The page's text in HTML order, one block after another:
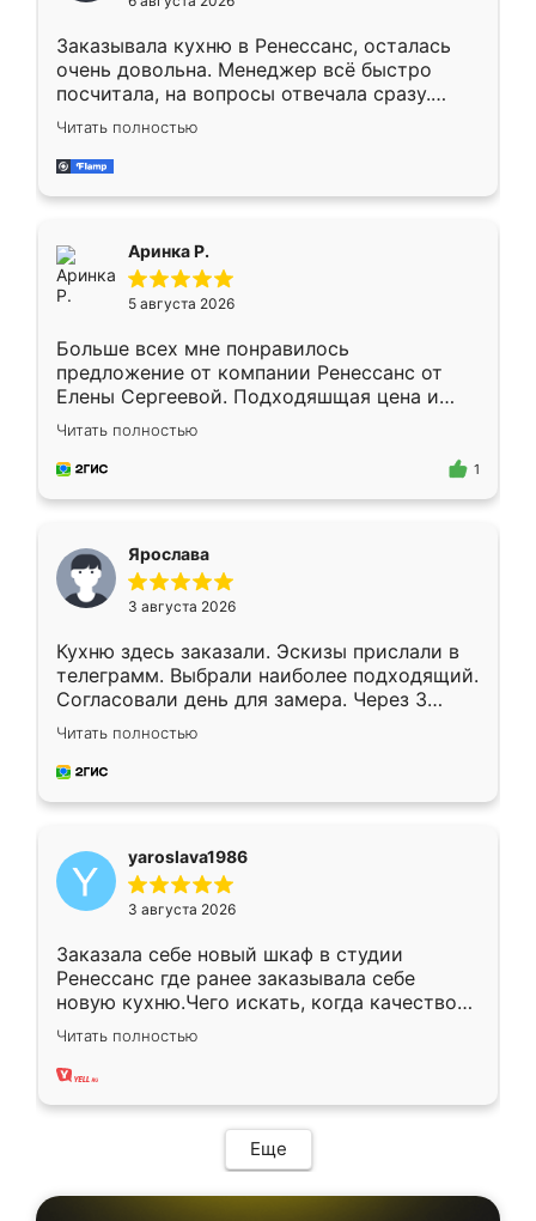
мебели буду заказывать только здесь.
Заказывала кухню в Ренессанс, осталась
очень довольна. Менеджер всё быстро
посчитала, на вопросы отвечала сразу.
Замерщик приехал в субботу, подошёл к
делу со всей ответственностью. Собрали
за день, ребята работали аккуратно, даже
Читать полностью
Аринка Р.
5 августа 2026
Больше всех мне понравилось
предложение от компании Ренессанс от
Елены Сергеевой. Подходяшщая цена и
короткие сроки изготовления. Приехавший
для замера сотрудник Владислав
предложил по моему эскизу самый
Читать полностью
1
Ярослава
3 августа 2026
Кухню здесь заказали. Эскизы прислали в
телеграмм. Выбрали наиболее подходящий.
Согласовали день для замера. Через 3
недели кухня была уже готова. Остались
довольны работой. Спасибо Ренессанс
мебель за качественную работу!
Читать полностью
yaroslava1986
3 августа 2026
Заказала себе новый шкаф в студии
Ренессанс где ранее заказывала себе
новую кухню.Чего искать, когда качеством
вполне довольна. Служит кухня уже почти
два года, нареканий нет.
Читать полностью
Еще